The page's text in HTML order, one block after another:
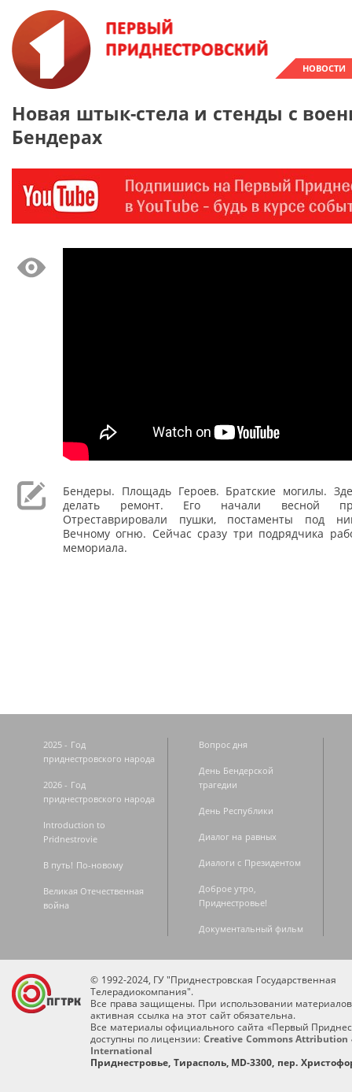
НОВОСТИ
Новая штык-стела и стенды с
Бендерах
Бендеры. Площадь Героев. Братские могилы.
делать ремонт. Его начали весной
Отреставрировали пушки, постаменты под
Вечному огню. Сейчас сразу три подрядчика
мемориала.
2025 - Год
приднестровского народа
2026 - Год
приднестровского народа
Introduction to
Pridnestrovie
В путь! По-новому
Великая Отечественная
война
Вопрос дня
День Бендерской
трагедии
День Республики
Диалог на равных
Диалоги с Президентом
Доброе утро,
Приднестровье!
Документальный фильм
© 1992-2024, ГУ "Приднестровская Государственная
Телерадиокомпания".
Все права защищены. При использовании
активная ссылка на этот сайт обязательна.
Все материалы официального сайта «Первый
доступны по лицензии: Creative Commons Attribution
International
Приднестровье, Тирасполь, MD-3300, пер.